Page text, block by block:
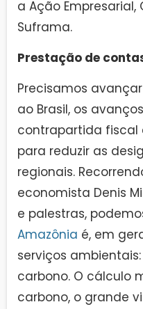
a Ação Empresarial,
Suframa.
Prestação de
Precisamos
ao Brasil, os
contrapartida fiscal
para reduzir as
regionais.
economista Denis
e palestras,
Amazônia é, em
serviços
carbono. O cálculo
carbono, o grande